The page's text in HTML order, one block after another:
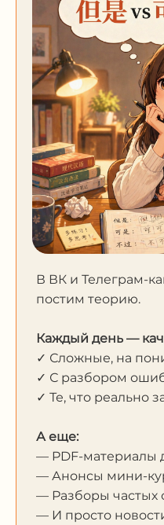
В ВК и Телеграм-
постим теорию.
Каждый день —
✓ Сложные, на
✓ С разбором
✓ Те, что реально
А еще:
— PDF-материалы
— Анонсы мини-
— Разборы частых
— И просто